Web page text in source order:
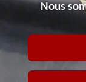
Nous